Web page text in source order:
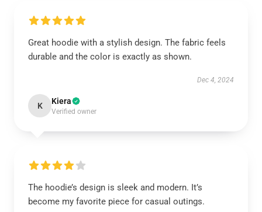
Great hoodie with a stylish design. The fabric feels
durable and the color is exactly as shown.
Dec 4, 2024
K Kiera
Verified owner
The hoodie’s design is sleek and modern. It’s
become my favorite piece for casual outings.